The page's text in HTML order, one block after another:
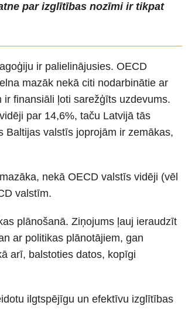
par izglītības nozīmi ir tikpat
ir palielinājusies. OECD
mazāk nekā citi nodarbinātie ar
finansiāli ļoti sarežģīts uzdevums.
par 14,6%, taču Latvijā tās
Baltijas valstīs joprojām ir zemākas,
nekā OECD valstīs vidēji (vēl
valstīm.
plānošanā. Ziņojums ļauj ieraudzīt
ar politikas plānotājiem, gan
arī, balstoties datos, kopīgi
ilgtspējīgu un efektīvu izglītības